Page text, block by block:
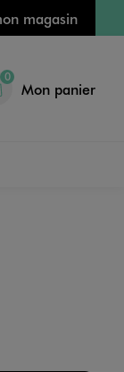
magasin
0
Mon panier